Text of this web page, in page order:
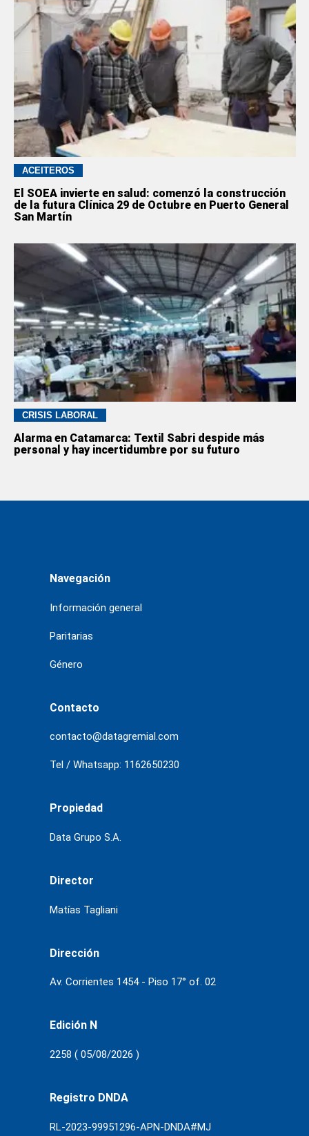
ACEITEROS
El SOEA invierte en salud: comenzó la construcción
de la futura Clínica 29 de Octubre en Puerto General
San Martín
CRISIS LABORAL
Alarma en Catamarca: Textil Sabri despide más
personal y hay incertidumbre por su futuro
Navegación
Información general
Paritarias
Género
Contacto
contacto@datagremial.com
Tel / Whatsapp: 1162650230
Propiedad
Data Grupo S.A.
Director
Matías Tagliani
Dirección
Av. Corrientes 1454 - Piso 17° of. 02
Edición N
2258 ( 05/08/2026 )
Registro DNDA
RL-2023-99951296-APN-DNDA#MJ